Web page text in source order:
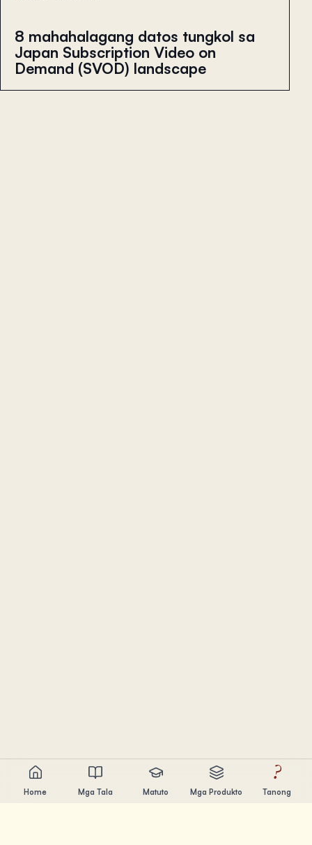
8 mahahalagang datos tungkol sa
Japan Subscription Video on
Demand (SVOD) landscape
Home Mga Tala Matuto Mga Produkto
?
Tanong